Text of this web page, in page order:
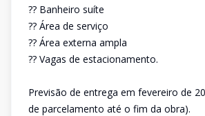
?? Banheiro suíte
?? Área de serviço
?? Área externa ampla
?? Vagas de estacionamento.
Previsão de entrega em fevereiro de
de parcelamento até o fim da obra).